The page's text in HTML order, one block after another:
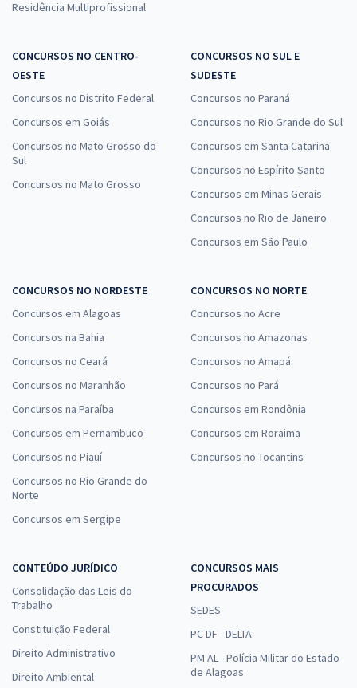
Residência Multiprofissional
CONCURSOS NO CENTRO-
OESTE
Concursos no Distrito Federal
Concursos em Goiás
Concursos no Mato Grosso do
Sul
Concursos no Mato Grosso
CONCURSOS NO SUL E
SUDESTE
Concursos no Paraná
Concursos no Rio Grande do Sul
Concursos em Santa Catarina
Concursos no Espírito Santo
Concursos em Minas Gerais
Concursos no Rio de Janeiro
Concursos em São Paulo
CONCURSOS NO NORDESTE
Concursos em Alagoas
Concursos na Bahia
Concursos no Ceará
Concursos no Maranhão
Concursos na Paraíba
Concursos em Pernambuco
Concursos no Piauí
Concursos no Rio Grande do
Norte
Concursos em Sergipe
CONCURSOS NO NORTE
Concursos no Acre
Concursos no Amazonas
Concursos no Amapá
Concursos no Pará
Concursos em Rondônia
Concursos em Roraima
Concursos no Tocantins
CONTEÚDO JURÍDICO
Consolidação das Leis do
Trabalho
Constituição Federal
Direito Administrativo
Direito Ambiental
CONCURSOS MAIS
PROCURADOS
SEDES
PC DF - DELTA
PM AL - Polícia Militar do Estado
de Alagoas